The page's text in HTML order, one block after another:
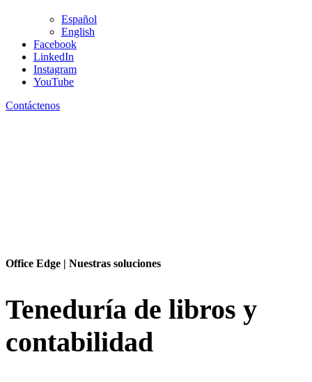
Español
English
Facebook
LinkedIn
Instagram
YouTube
Contáctenos
305-728-5151
Office Edge | Nuestras soluciones
Teneduría de libros y
contabilidad